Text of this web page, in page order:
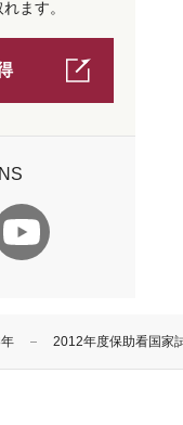
2012年度保助看国家
ます。